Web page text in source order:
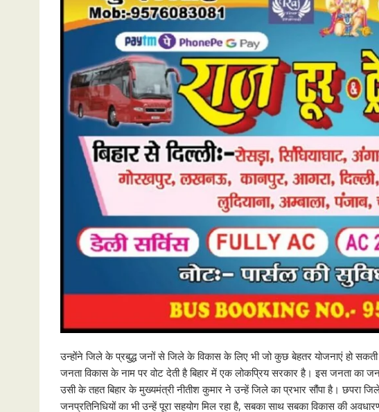
उन्होंने जिले के प्रबुद्ध जनों से जिले के विकास के लिए भी जो कुछ बेहतर योजनाएं हो
जनता विकास के नाम पर वोट देती है बिहार में एक लोकप्रिय सरकार है। इस जनता का
उसी के तहत बिहार के मुख्यमंत्री नीतीश कुमार ने उन्हें जिले का प्रभार सौंपा है। छपरा
जनप्रतिनिधियों का भी उन्हें पूरा सहयोग मिल रहा है, सबका साथ सबका विकास की